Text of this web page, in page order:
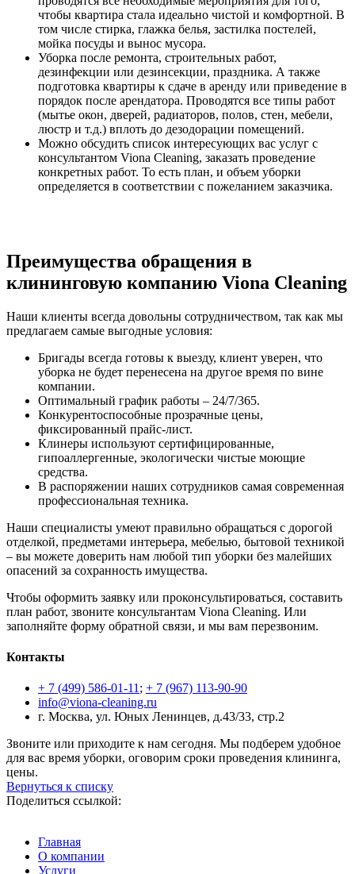
чтобы квартира стала идеально чистой и комфортной. В
том числе стирка, глажка белья, застилка постелей,
мойка посуды и вынос мусора.
Уборка после ремонта, строительных работ,
дезинфекции или дезинсекции, праздника. А также
подготовка квартиры к сдаче в аренду или приведение в
порядок после арендатора. Проводятся все типы работ
(мытье окон, дверей, радиаторов, полов, стен, мебели,
люстр и т.д.) вплоть до дезодорации помещений.
Можно обсудить список интересующих вас услуг с
консультантом Viona Cleaning, заказать проведение
конкретных работ. То есть план, и объем уборки
определяется в соответствии с пожеланием заказчика.
Преимущества обращения в
клининговую компанию Viona Cleaning
Наши клиенты всегда довольны сотрудничеством, так как мы
предлагаем самые выгодные условия:
Бригады всегда готовы к выезду, клиент уверен, что
уборка не будет перенесена на другое время по вине
компании.
Оптимальный график работы – 24/7/365.
Конкурентоспособные прозрачные цены,
фиксированный прайс-лист.
Клинеры используют сертифицированные,
гипоаллергенные, экологически чистые моющие
средства.
В распоряжении наших сотрудников самая современная
профессиональная техника.
Наши специалисты умеют правильно обращаться с дорогой
отделкой, предметами интерьера, мебелью, бытовой техникой
– вы можете доверить нам любой тип уборки без малейших
опасений за сохранность имущества.
Чтобы оформить заявку или проконсультироваться, составить
план работ, звоните консультантам Viona Cleaning. Или
заполняйте форму обратной связи, и мы вам перезвоним.
Контакты
+ 7 (499) 586-01-11 ; + 7 (967) 113-90-90
info@viona-cleaning.ru
г. Москва, ул. Юных Ленинцев, д.43/33, стр.2
Звоните или приходите к нам сегодня. Мы подберем удобное
для вас время уборки, оговорим сроки проведения клининга,
цены.
Вернуться к списку
Поделиться ссылкой:
Главная
О компании
Услуги